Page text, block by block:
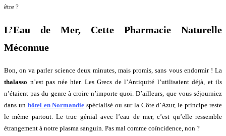
être ?
L’Eau de Mer, Cette Pharmacie Naturelle
Méconnue
Bon, on va parler science deux minutes, mais promis, sans vous endormir ! La
thalasso n’est pas née hier. Les Grecs de l’Antiquité l’utilisaient déjà, et ils
n’étaient pas du genre à croire n’importe quoi. D’ailleurs, que vous séjourniez
dans un hôtel en Normandie spécialisé ou sur la Côte d’Azur, le principe reste
le même partout. Le truc génial avec l’eau de mer, c’est qu’elle ressemble
étrangement à notre plasma sanguin. Pas mal comme coïncidence, non ?